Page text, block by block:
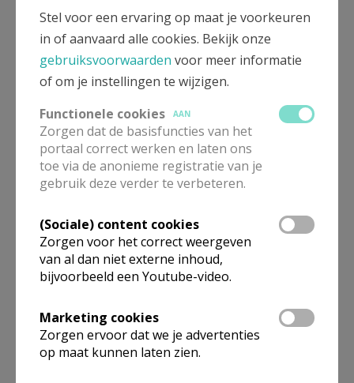
Eerste communie Sint-Jan
Berchmans Borsbeek
Eerste communie 2027
Stel voor een ervaring op maat je voorkeuren
in of aanvaard alle cookies. Bekijk onze
gebruiksvoorwaarden voor meer informatie
of om je instellingen te wijzigen.
Functionele cookies
AAN
Zorgen dat de basisfuncties van het
portaal correct werken en laten ons
toe via de anonieme registratie van je
gebruik deze verder te verbeteren.
(Sociale) content cookies
Zorgen voor het correct weergeven
van al dan niet externe inhoud,
bijvoorbeeld een Youtube-video.
Marketing cookies
Zorgen ervoor dat we je advertenties
op maat kunnen laten zien.